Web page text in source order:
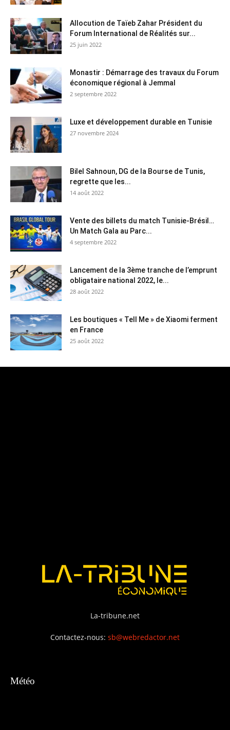
Allocution de Taïeb Zahar Président du
Forum International de Réalités sur...
25 juin 2022
Monastir : Démarrage des travaux du Forum
économique régional à Jemmal
2 septembre 2022
Luxe et développement durable en Tunisie
27 novembre 2024
Bilel Sahnoun, DG de la Bourse de Tunis,
regrette que les...
14 août 2022
Vente des billets du match Tunisie-Brésil…
Un Match Gala au Parc...
4 septembre 2022
Lancement de la 3ème tranche de l’emprunt
obligataire national 2022, le...
28 août 2022
Les boutiques « Tell Me » de Xiaomi ferment
en France
25 août 2022
La-tribune.net
Contactez-nous: sb@webredactor.net
Météo